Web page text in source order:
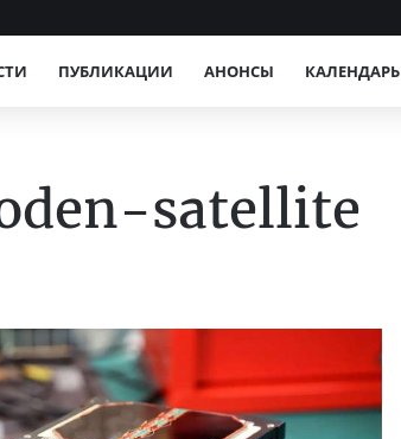
ПУБЛИКАЦИИ АНОНСЫ КАЛЕНДАРЬ
satellite